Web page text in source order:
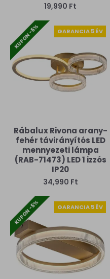
19,990 Ft
GARANCIA 5 ÉV
KUPON -5%
Rábalux Rivona arany-
fehér távirányítós LED
mennyezeti lámpa
(RAB-71473) LED 1 izzós
IP20
34,990 Ft
GARANCIA 5 ÉV
KUPON -5%